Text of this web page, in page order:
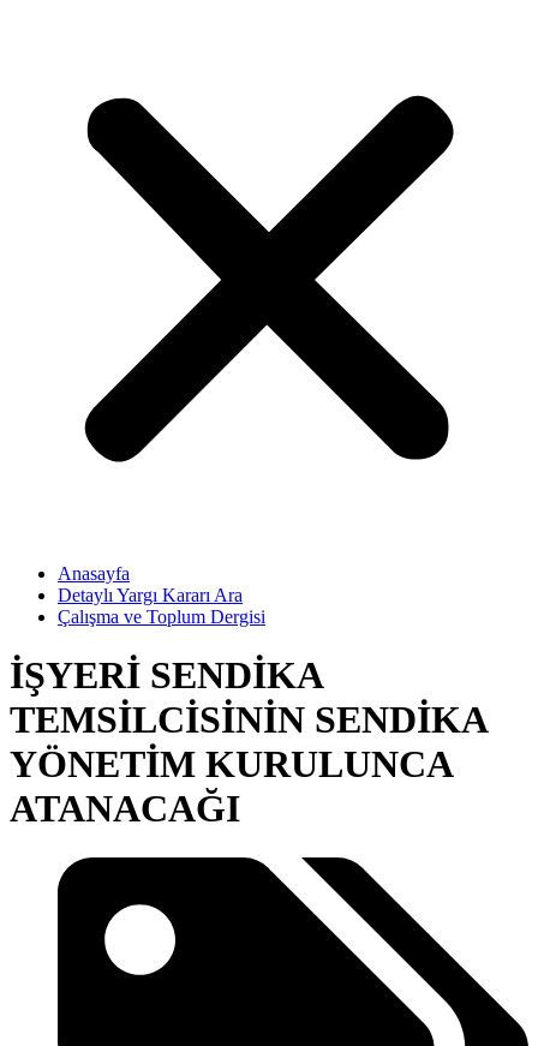
Anasayfa
Detaylı Yargı Kararı Ara
Çalışma ve Toplum Dergisi
İŞYERİ SENDİKA
TEMSİLCİSİNİN SENDİKA
YÖNETİM KURULUNCA
ATANACAĞI